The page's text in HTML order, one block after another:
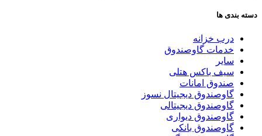
دسته بندی ها
درب خزانه
خدمات گاوصندوق
سایر
سیف باکس هتلی
صندوق امانات
گاوصندوق دیجیتال نسوز
گاوصندوق دیجیتالی
گاوصندوق دیواری
گاوصندوق بانکی